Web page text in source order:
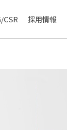
CSR 採用情報